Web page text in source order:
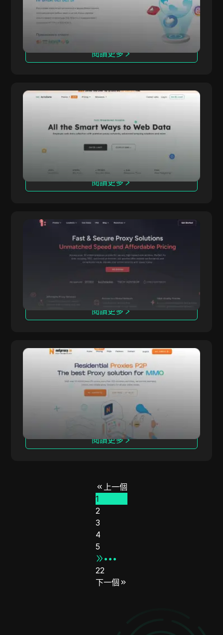
控、社群媒體自動化與市場研究。擁有遍佈 100
多國的龐大 IP 池，確保企業與個人穩定不中斷的
閱讀更多
Antsdata
級、ISP、行動與資料中心代理。其成功率高達
99.96%，回應速度小於 0.6 秒，效能頂尖。
閱讀更多
OmegaProxy
OmegaProxy
OmegaProxy 是全球表現最佳的代理服務供應商
之一，提供住宅、靜態住宅、資料中心與長效型代
理等多元解決方案。
閱讀更多
NetProxy
NetProxy 是一項代理服務，可協助用戶實現網路
匿名、隱私防護與存取區域受限內容。提供卓越的
隱私與匿名上網能力。
閱讀更多
上一個
1
2
3
4
5
•••
22
下一個